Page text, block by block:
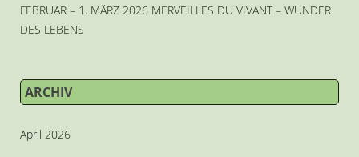
FEBRUAR – 1. MÄRZ 2026 MERVEILLES DU VIVANT – WUNDER
DES LEBENS
ARCHIV
April 2026